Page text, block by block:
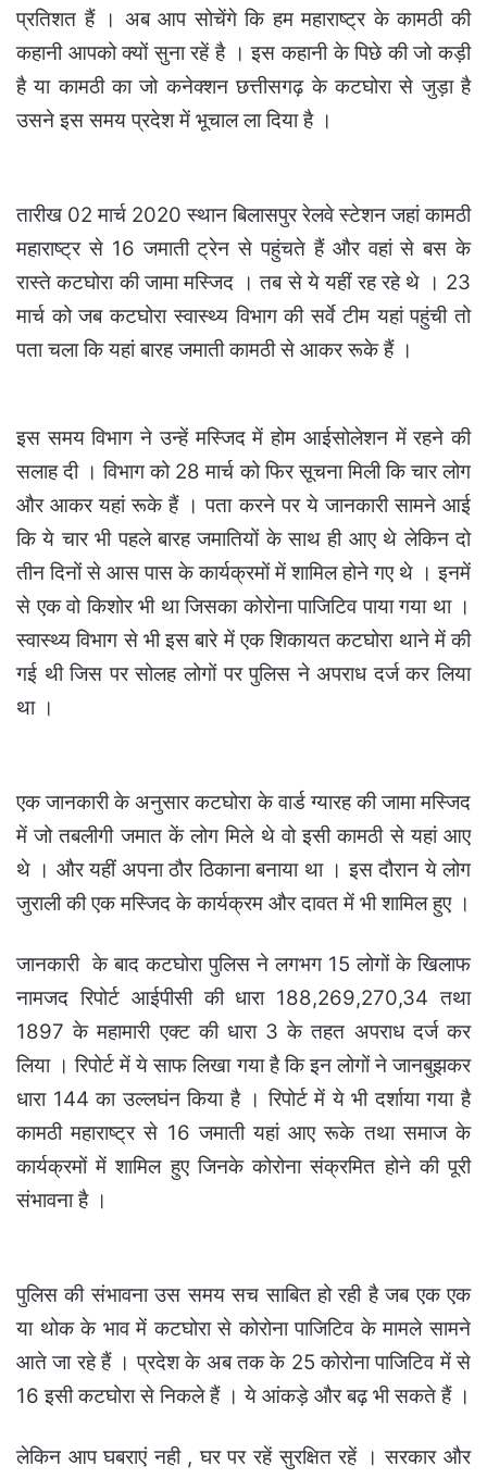
प्रतिशत हैं । अब आप सोचेंगे कि हम महाराष्ट्र के कामठी की
कहानी आपको क्यों सुना रहें है । इस कहानी के पिछे की जो कड़ी
है या कामठी का जो कनेक्शन छत्तीसगढ़ के कटघोरा से जुड़ा है
उसने इस समय प्रदेश में भूचाल ला दिया है ।
तारीख 02 मार्च 2020 स्थान बिलासपुर रेलवे स्टेशन जहां कामठी
महाराष्ट्र से 16 जमाती ट्रेन से पहुंचते हैं और वहां से बस के
रास्ते कटघोरा की जामा मस्जिद । तब से ये यहीं रह रहे थे । 23
मार्च को जब कटघोरा स्वास्थ्य विभाग की सर्वे टीम यहां पहुंची तो
पता चला कि यहां बारह जमाती कामठी से आकर रूके हैं ।
इस समय विभाग ने उन्हें मस्जिद में होम आईसोलेशन में रहने की
सलाह दी । विभाग को 28 मार्च को फिर सूचना मिली कि चार लोग
और आकर यहां रूके हैं । पता करने पर ये जानकारी सामने आई
कि ये चार भी पहले बारह जमातियों के साथ ही आए थे लेकिन दो
तीन दिनों से आस पास के कार्यक्रमों में शामिल होने गए थे । इनमें
से एक वो किशोर भी था जिसका कोरोना पाजिटिव पाया गया था ।
स्वास्थ्य विभाग से भी इस बारे में एक शिकायत कटघोरा थाने में की
गई थी जिस पर सोलह लोगों पर पुलिस ने अपराध दर्ज कर लिया
था ।
एक जानकारी के अनुसार कटघोरा के वार्ड ग्यारह की जामा मस्जिद
में जो तबलीगी जमात कें लोग मिले थे वो इसी कामठी से यहां आए
थे । और यहीं अपना ठौर ठिकाना बनाया था । इस दौरान ये लोग
जुराली की एक मस्जिद के कार्यक्रम और दावत में भी शामिल हुए ।
जानकारीके बाद कटघोरा पुलिस ने लगभग 15 लोगों के खिलाफ
नामजद रिपोर्ट आईपीसी की धारा 188,269,270,34 तथा
1897 के महामारी एक्ट की धारा 3 के तहत अपराध दर्ज कर
लिया । रिपोर्ट में ये साफ लिखा गया है कि इन लोगों ने जानबुझकर
धारा 144 का उल्लघंन किया है । रिपोर्ट में ये भी दर्शाया गया है
कामठी महाराष्ट्र से 16 जमाती यहां आए रूके तथा समाज के
कार्यक्रमों में शामिल हुए जिनके कोरोना संक्रमित होने की पूरी
संभावना है ।
पुलिस की संभावना उस समय सच साबित हो रही है जब एक एक
या थोक के भाव में कटघोरा से कोरोना पाजिटिव के मामले सामने
आते जा रहे हैं । प्रदेश के अब तक के 25 कोरोना पाजिटिव में से
16 इसी कटघोरा से निकले हैं । ये आंकड़े और बढ़ भी सकते हैं ।
लेकिन आप घबराएं नही , घर पर रहें सुरक्षित रहें । सरकार और